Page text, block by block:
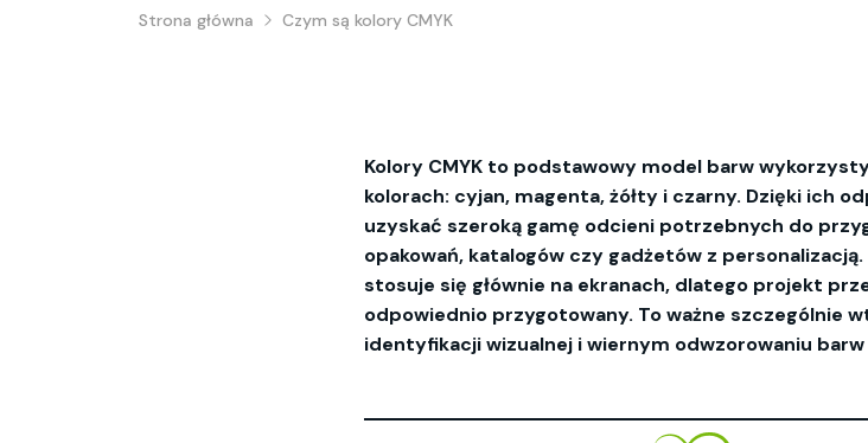
Strona główna Czym są kolory CMYK
Kolory CMYK to podstawowy model barw
kolorach: cyjan, magenta, żółty i czarny. Dzięki ich
uzyskać szeroką gamę odcieni potrzebnych do
opakowań, katalogów czy gadżetów z
stosuje się głównie na ekranach, dlatego projekt
odpowiednio przygotowany. To ważne szczególnie
identyfikacji wizualnej i wiernym odwzorowaniu